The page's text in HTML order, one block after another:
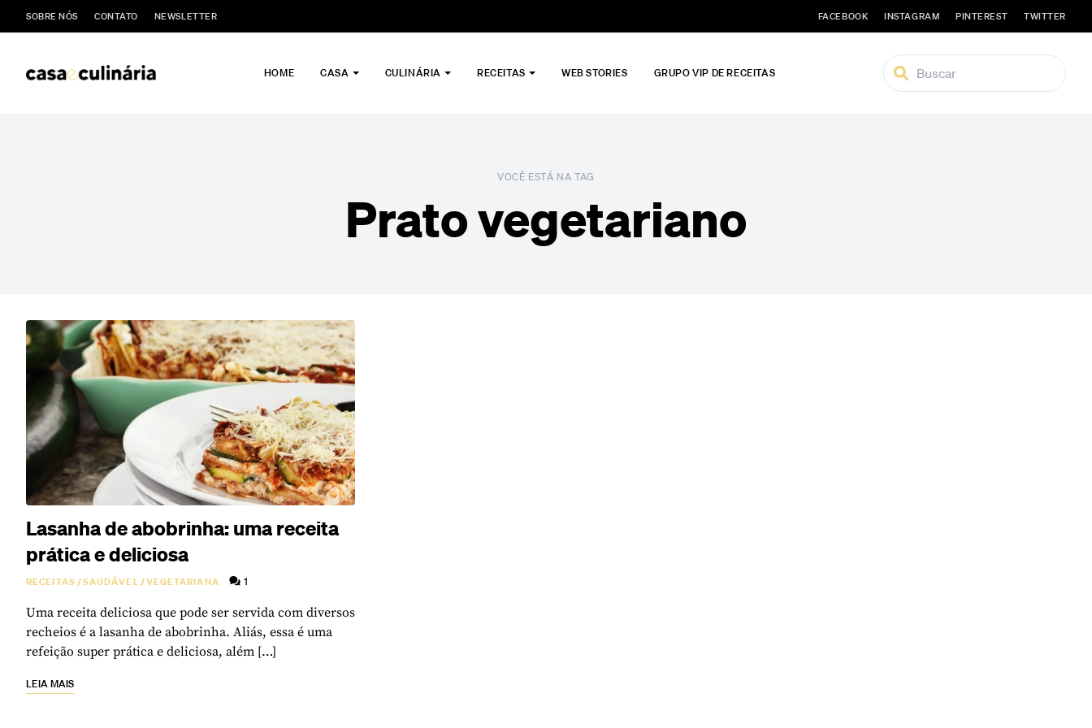
SOBRE NÓS CONTATO NEWSLETTER FACEBOOK INSTAGRAM PINTEREST TWITTER
HOME CASA CULINÁRIA RECEITAS WEB STORIES GRUPO VIP DE RECEITAS
VOCÊ ESTÁ NA TAG
Prato vegetariano
Lasanha de abobrinha: uma receita
prática e deliciosa
RECEITAS/SAUDÁVEL/VEGETARIANA 1
Uma receita deliciosa que pode ser servida com diversos
recheios é a lasanha de abobrinha. Aliás, essa é uma
refeição super prática e deliciosa, além […]
LEIA MAIS